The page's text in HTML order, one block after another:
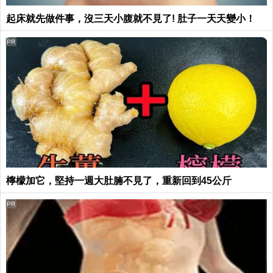
起床就先做件事，沒三天小腹就不見了! 肚子一天天變小！
檸檬加它，堅持一週大肚腩不見了，重新回到45公斤
PR
PR